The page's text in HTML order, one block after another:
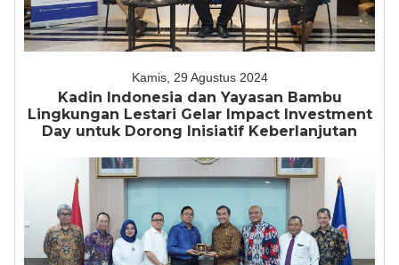
Kamis, 29 Agustus 2024
Kadin Indonesia dan Yayasan Bambu
Lingkungan Lestari Gelar Impact Investment
Day untuk Dorong Inisiatif Keberlanjutan